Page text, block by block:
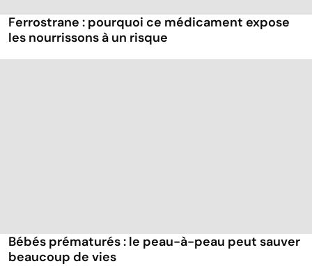
Ferrostrane : pourquoi ce médicament expose
les nourrissons à un risque
Bébés prématurés : le peau-à-peau peut sauver
beaucoup de vies